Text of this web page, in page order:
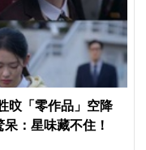
旼「零作品」空降
：星味藏不住！